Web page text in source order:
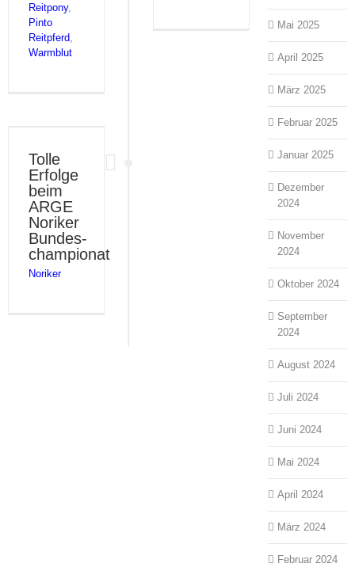
Reitpony,
Pinto
Reitpferd
Warmblut
Tolle
Erfolge
beim
ARGE
Noriker
Bundes­
championat
Noriker
Mai 2025
April 2025
März 2025
Februar 2025
Januar 2025
Dezember
2024
November
2024
Oktober 2024
September
2024
August 2024
Juli 2024
Juni 2024
Mai 2024
April 2024
März 2024
Februar 2024